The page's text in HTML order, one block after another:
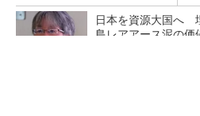
日本を資源大国へ
島レアアース泥の価